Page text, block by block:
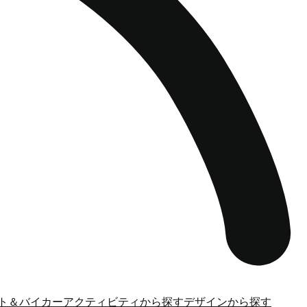
＆バイカーアクティビティから探すデザインから探す